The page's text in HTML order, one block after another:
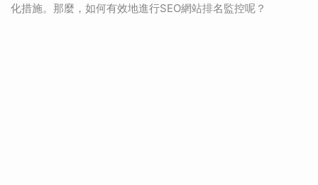
化措施。那麼，如何有效地進行SEO網站排名監控呢？